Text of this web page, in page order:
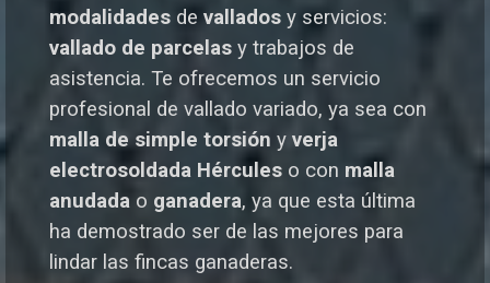
modalidades de vallados y servicios:
vallado de parcelas y trabajos de
asistencia. Te ofrecemos un servicio
profesional de vallado variado, ya sea con
malla de simple torsión y verja
electrosoldada Hércules o con malla
anudada o ganadera, ya que esta última
ha demostrado ser de las mejores para
lindar las fincas ganaderas.